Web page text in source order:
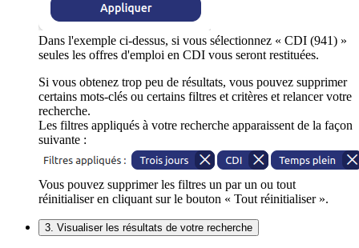
Dans l'exemple ci-dessus, si vous sélectionnez « CDI (941) »
seules les offres d'emploi en CDI vous seront restituées.
Si vous obtenez trop peu de résultats, vous pouvez supprimer
certains mots-clés ou certains filtres et critères et relancer votre
recherche.
Les filtres appliqués à votre recherche apparaissent de la façon
suivante :
Vous pouvez supprimer les filtres un par un ou tout
réinitialiser en cliquant sur le bouton « Tout réinitialiser ».
3. Visualiser les résultats de votre recherche